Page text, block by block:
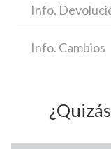
Info.
Info. Cambios